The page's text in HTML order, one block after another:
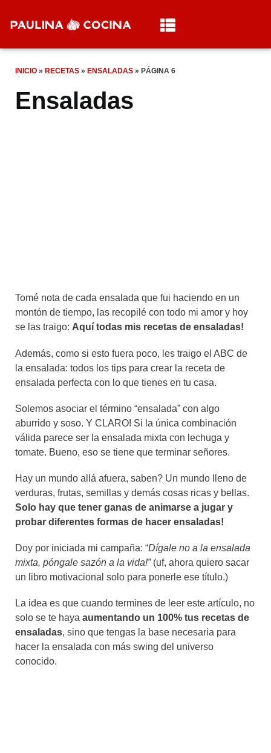
INICIO » RECETAS » ENSALADAS » PÁGINA 6
Ensaladas
Tomé nota de cada ensalada que fui haciendo en un
montón de tiempo, las recopilé con todo mi amor y hoy
se las traigo: Aquí todas mis recetas de ensaladas!
Además, como si esto fuera poco, les traigo el ABC de
la ensalada: todos los tips para crear la receta de
ensalada perfecta con lo que tienes en tu casa.
Solemos asociar el término “ensalada” con algo
aburrido y soso. Y CLARO! Si la única combinación
válida parece ser la ensalada mixta con lechuga y
tomate. Bueno, eso se tiene que terminar señores.
Hay un mundo allá afuera, saben? Un mundo lleno de
verduras, frutas, semillas y demás cosas ricas y bellas.
Solo hay que tener ganas de animarse a jugar y
probar diferentes formas de hacer ensaladas!
Doy por iniciada mi campaña: “Dígale no a la ensalada
mixta, póngale sazón a la vida!” (uf, ahora quiero sacar
un libro motivacional solo para ponerle ese título.)
La idea es que cuando termines de leer este artículo, no
solo se te haya aumentando un 100% tus recetas de
ensaladas, sino que tengas la base necesaria para
hacer la ensalada con más swing del universo
conocido.